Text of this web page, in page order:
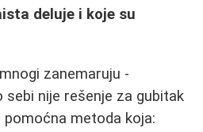
deluje i koje su
zanemaruju -
nije rešenje za gubitak
metoda koja: